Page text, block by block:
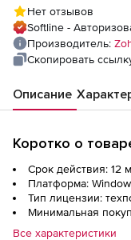
Annual), fee for
Нет отзывов
Softline -
Производитель:
Скопировать
Описание
Коротко о
Срок действия: 12
Платформа:
Тип лицензии:
Минимальная
Все характеристики